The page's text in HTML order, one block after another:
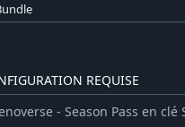
REQUISE
- Season Pass en